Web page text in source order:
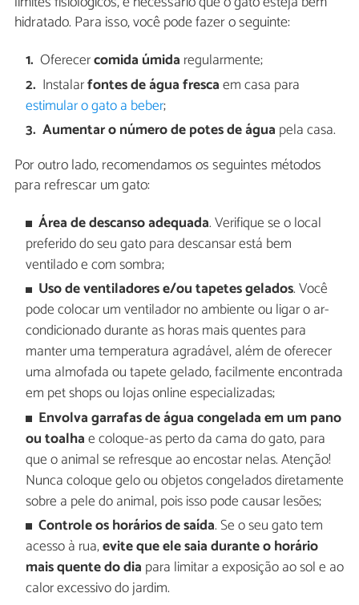
hidratado. Para isso, você pode fazer o seguinte:
Oferecercomida úmida regularmente;
Instalarfontes de água frescaem casa para
estimular o gato a beber;
Aumentar o número de potes de água pela casa.
Por outro lado, recomendamos os seguintes métodos
para refrescar um gato:
Área de descanso adequada. Verifique se o local
preferido do seu gato para descansar está bem
ventilado e com sombra;
Uso de ventiladores e/ou tapetes gelados. Você
pode colocar um ventilador no ambiente ou ligar o ar-
condicionado durante as horas mais quentes para
manter uma temperatura agradável, além de oferecer
uma almofada ou tapete gelado, facilmente encontrada
em pet shops ou lojas online especializadas;
Envolva garrafas de água congelada em um pano
ou toalhae coloque-as perto da cama do gato, para
que o animal se refresque ao encostar nelas. Atenção!
Nunca coloque gelo ou objetos congelados diretamente
sobre a pele do animal, pois isso pode causar lesões;
Controle os horários de saída. Se o seu gato tem
acesso à rua,evite que ele saia durante o horário
mais quente do dia para limitar a exposição ao sol e ao
calor excessivo do jardim.